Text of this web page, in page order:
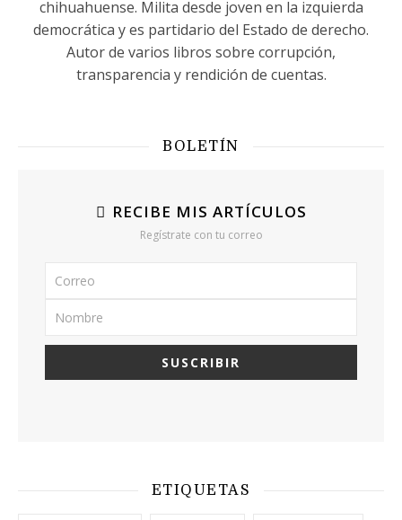
chihuahuense. Milita desde joven en la izquierda
democrática y es partidario del Estado de derecho.
Autor de varios libros sobre corrupción,
transparencia y rendición de cuentas.
BOLETÍN
RECIBE MIS ARTÍCULOS
Regístrate con tu correo
ETIQUETAS